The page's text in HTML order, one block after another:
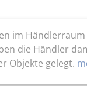
im
die Händler
Objekte gelegt.